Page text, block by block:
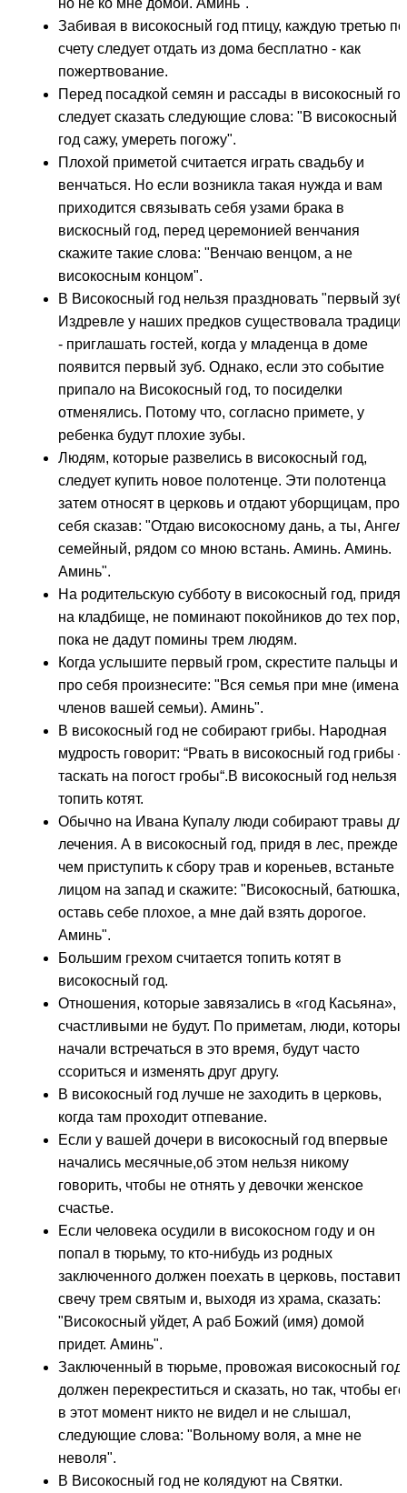
но не ко мне домой. Аминь".
Забивая в високосный год птицу, каждую третью по
счету следует отдать из дома бесплатно - как
пожертвование.
Перед посадкой семян и рассады в високосный
следует сказать следующие слова: "В високосный
год сажу, умереть погожу".
Плохой приметой считается играть свадьбу и
венчаться. Но если возникла такая нужда и вам
приходится связывать себя узами брака в
вискосный год, перед церемонией венчания
скажите такие слова: "Венчаю венцом, а не
високосным концом".
В Високосный год нельзя праздновать "первый
Издревле у наших предков существовала
- приглашать гостей, когда у младенца в доме
появится первый зуб. Однако, если это событие
припало на Високосный год, то посиделки
отменялись. Потому что, согласно примете, у
ребенка будут плохие зубы.
Людям, которые развелись в високосный год,
следует купить новое полотенце. Эти полотенца
затем относят в церковь и отдают уборщицам, про
себя сказав: "Отдаю високосному дань, а ты, Ангел
семейный, рядом со мною встань. Аминь. Аминь.
Аминь".
На родительскую субботу в високосный год, придя
на кладбище, не поминают покойников до тех пор,
пока не дадут помины трем людям.
Когда услышите первый гром, скрестите пальцы и
про себя произнесите: "Вся семья при мне (имена
членов вашей семьи). Аминь".
В високосный год не собирают грибы. Народная
мудрость говорит: “Рвать в високосный год грибы –
таскать на погост гробы“.В високосный год нельзя
топить котят.
Обычно на Ивана Купалу люди собирают травы
лечения. А в високосный год, придя в лес, прежде
чем приступить к сбору трав и кореньев, встаньте
лицом на запад и скажите: "Високосный, батюшка,
оставь себе плохое, а мне дай взять дорогое.
Аминь".
Большим грехом считается топить котят в
високосный год.
Отношения, которые завязались в «год Касьяна»,
счастливыми не будут. По приметам, люди,
начали встречаться в это время, будут часто
ссориться и изменять друг другу.
В високосный год лучше не заходить в церковь,
когда там проходит отпевание.
Если у вашей дочери в високосный год впервые
начались месячные,об этом нельзя никому
говорить, чтобы не отнять у девочки женское
счастье.
Если человека осудили в високосном году и он
попал в тюрьму, то кто-нибудь из родных
заключенного должен поехать в церковь,
свечу трем святым и, выходя из храма, сказать:
"Високосный уйдет, А раб Божий (имя) домой
придет. Аминь".
Заключенный в тюрьме, провожая високосный год,
должен перекреститься и сказать, но так, чтобы его
в этот момент никто не видел и не слышал,
следующие слова: "Вольному воля, а мне не
неволя".
В Високосный год не колядуют на Святки.